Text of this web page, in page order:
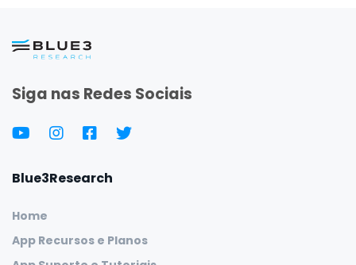
Siga nas Redes Sociais
Blue3Research
Home
App Recursos e Planos